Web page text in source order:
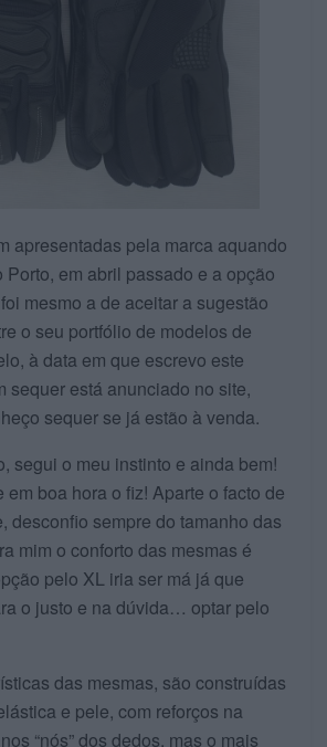
apresentadas pela marca aquando
Porto, em abril passado e a opção
mesmo a de aceitar a sugestão
o seu portfólio de modelos de
à data em que escrevo este
sequer está anunciado no site,
sequer se já estão à venda.
segui o meu instinto e ainda bem!
em boa hora o fiz! Aparte o facto de
desconfio sempre do tamanho das
mim o conforto das mesmas é
pelo XL iria ser má já que
o justo e na dúvida… optar pelo
das mesmas, são construídas
e pele, com reforços na
“nós” dos dedos, mas o mais